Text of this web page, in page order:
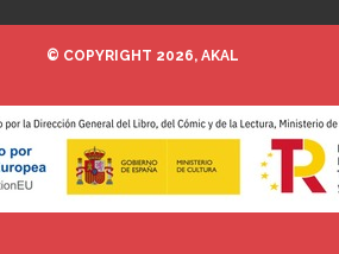
© COPYRIGHT 2026, AKAL